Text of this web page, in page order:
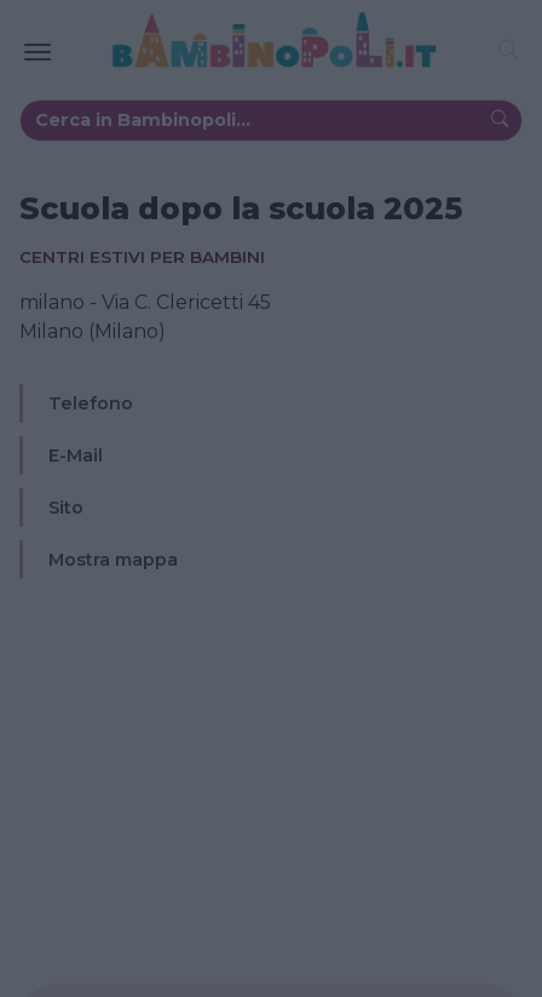
Scuola dopo la scuola 2025
CENTRI ESTIVI PER BAMBINI
milano - Via C. Clericetti 45
Milano (Milano)
Telefono
E-Mail
Sito
Mostra mappa